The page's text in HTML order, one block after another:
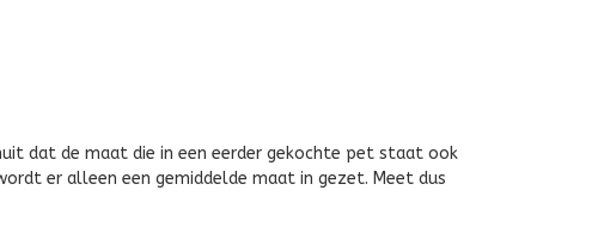
dat de maat die in een eerder gekochte pet staat ook
er alleen een gemiddelde maat in gezet. Meet dus